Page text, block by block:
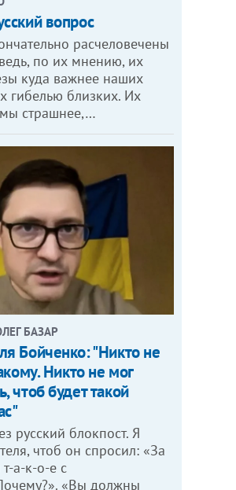
вопрос
расчеловечены
по их мнению, их
куда важнее наших
гибелью близких. Их
страшнее,…
БАЗАР
Бойченко: "Никто не
Никто не мог
чтоб будет такой
русский блокпост. Я
чтоб он спросил: «За
а-к-о-е с
«Вы должны